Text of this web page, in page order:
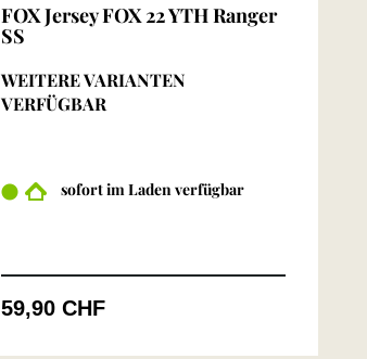
FOX Jersey FOX 22 YTH Ranger
SS
WEITERE VARIANTEN
VERFÜGBAR
sofort im Laden verfügbar
59,90 CHF